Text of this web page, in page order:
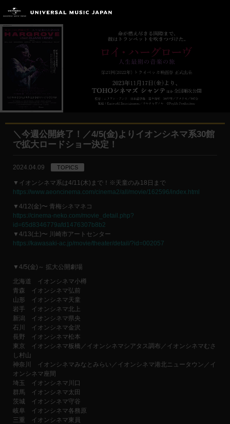
＼今週公開終了！／4/5(金)よりイオンシネマ系30館
で拡大ロードショー決定！
2024.04.09 TOPICS
▼イオンシネマ系は4/11(木)まで！※天童のみ18日まで
https://www.aeoncinema.com/cinema2/all/movie/162596/index.html
▼4/12(金)〜 青梅シネマネコ
https://cinema-neko.com/movie_detail.php?
id=65d8346779afd1476307b8b2
▼4/13(土)〜 川崎市アートセンター
https://kawasaki-ac.jp/movie/theater/detail/?id=002057
▼4/5(金)～ 拡大公開劇場
北海道 イオンシネマ小樽
青森 イオンシネマ弘前
山形 イオンシネマ天童
岩手 イオンシネマ北上
新潟 イオンシネマ県央
石川 イオンシネマ金沢
長野 イオンシネマ松本
東京 イオンシネマ板橋／イオンシネマシアタス調布／イオンシネマむさ
し村山
神奈川 イオンシネマみなとみらい／イオンシネマ港北ニュータウン／イ
オンシネマ座間
埼玉 イオンシネマ川口
群馬 イオンシネマ太田
茨城 イオンシネマ守谷
岐阜 イオンシネマ各務原
三重 イオンシネマ東員